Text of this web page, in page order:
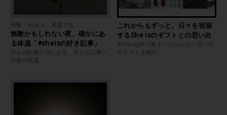
特集：出会う、何度でも
無敵かもしれない夜、確かにあ
る体温「#sheisの好き記事」
She is読者の方による、好きな記事へ
の愛の言葉
これからもずっと。日々を祝福
するShe isのギフトとの思い出
#sheisgiftで集まったみんなの思い出
のギフトを紹介